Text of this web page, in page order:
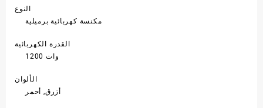
النوع
مكنسة كهربائية برميلية
القدرة الكهربائية
1200 وات
الألوان
أزرق, أحمر